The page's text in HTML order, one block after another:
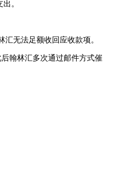
。
无法足额收回应收款项。
翰林汇多次通过邮件方式催